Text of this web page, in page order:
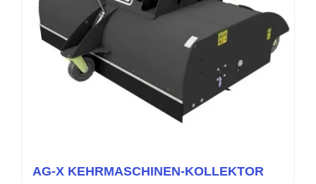
AG-X KEHRMASCHINEN-KOLLEKTOR